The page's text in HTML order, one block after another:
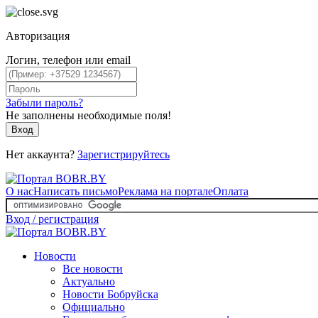
Авторизация
Логин, телефон или email
Забыли пароль?
Не заполнены необходимые поля!
Вход
Нет аккаунта? Зарегистрируйтесь
О насНаписать письмоРеклама на порталеОплата
Вход / регистрация
Новости
Все новости
Актуально
Новости Бобруйска
Официально